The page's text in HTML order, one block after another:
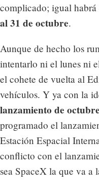
complicado; igual habrá
al 31 de octubre.
Aunque de hecho los
intentarlo ni el lunes ni
el cohete de vuelta al
vehículos. Y ya con la
lanzamiento de octubre
programado el
Estación Espacial
conflicto con el
sea SpaceX la que va a